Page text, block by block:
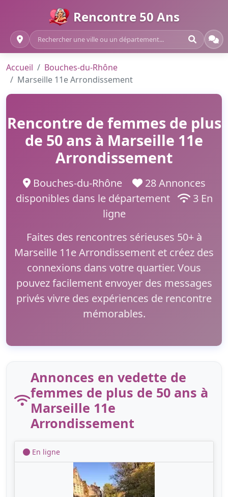
Rencontre 50 Ans
Accueil
Bouches-du-Rhône
Marseille 11e Arrondissement
Rencontre de femmes de plus
de 50 ans à Marseille 11e
Arrondissement
Bouches-du-Rhône
28 Annonces
disponibles dans le département
3 En
ligne
Faites des rencontres sérieuses 50+ à
Marseille 11e Arrondissement et créez des
connexions dans votre quartier. Vous
pouvez facilement envoyer des messages
privés vivre des expériences de rencontre
mémorables.
Annonces en vedette de
femmes de plus de 50 ans à
Marseille 11e
Arrondissement
En ligne